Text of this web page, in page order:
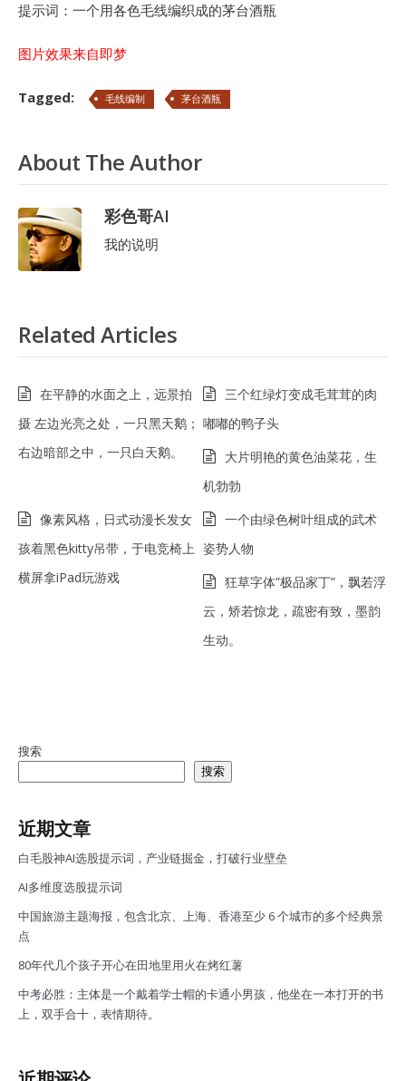
提示词：一个用各色毛线编织成的茅台酒瓶
图片效果来自即梦
Tagged: 毛线编制 茅台酒瓶
About The Author
彩色哥AI
我的说明
Related Articles
在平静的水面之上，远景拍
摄 左边光亮之处，一只黑天鹅；
右边暗部之中，一只白天鹅。
三个红绿灯变成毛茸茸的肉
嘟嘟的鸭子头
大片明艳的黄色油菜花，生
机勃勃
像素风格，日式动漫长发女
孩着黑色kitty吊带，于电竞椅上
横屏拿iPad玩游戏
一个由绿色树叶组成的武术
姿势人物
狂草字体”极品家丁”，飘若浮
云，矫若惊龙，疏密有致，墨韵
生动。
搜索
搜索
近期文章
白毛股神AI选股提示词，产业链掘金，打破行业壁垒
AI多维度选股提示词
中国旅游主题海报，包含北京、上海、香港至少 6 个城市的多个经典景
点
80年代几个孩子开心在田地里用火在烤红薯
中考必胜：主体是一个戴着学士帽的卡通小男孩，他坐在一本打开的书
上，双手合十，表情期待。